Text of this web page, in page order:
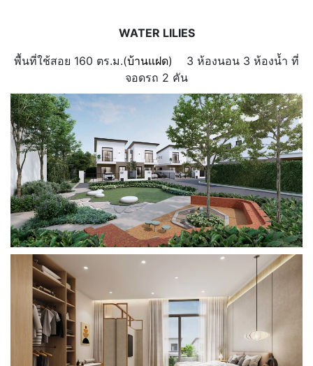
WATER LILIES
พื้นที่ใช้สอย 160 ตร.ม.(บ้านแฝด) 3 ห้องนอน 3 ห้องน้ำ ที่
จอดรถ 2 คัน